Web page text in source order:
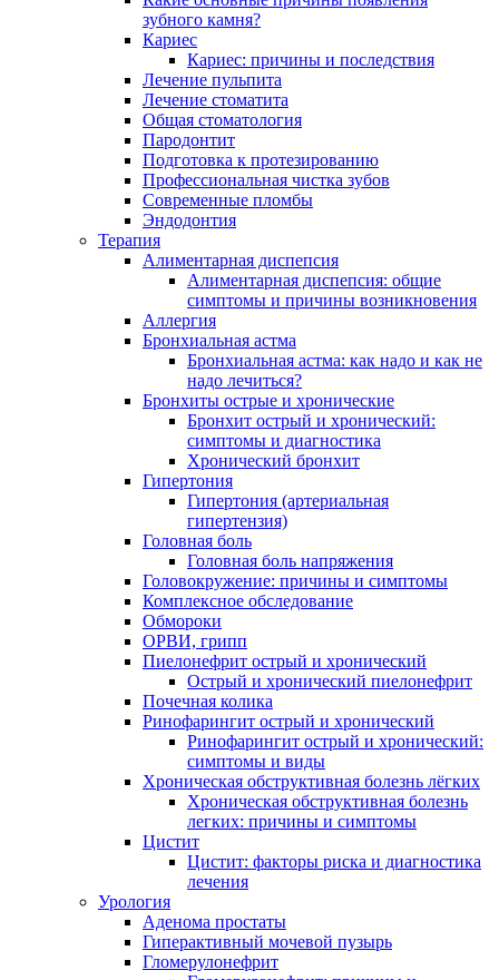
зубного камня?
Кариес
Кариес: причины и последствия
Лечение пульпита
Лечение стоматита
Общая стоматология
Пародонтит
Подготовка к протезированию
Профессиональная чистка зубов
Современные пломбы
Эндодонтия
Терапия
Алиментарная диспепсия
Алиментарная диспепсия: общие
симптомы и причины возникновения
Аллергия
Бронхиальная астма
Бронхиальная астма: как надо и как не
надо лечиться?
Бронхиты острые и хронические
Бронхит острый и хронический:
симптомы и диагностика
Хронический бронхит
Гипертония
Гипертония (артериальная
гипертензия)
Головная боль
Головная боль напряжения
Головокружение: причины и симптомы
Комплексное обследование
Обмороки
ОРВИ, грипп
Пиелонефрит острый и хронический
Острый и хронический пиелонефрит
Почечная колика
Ринофарингит острый и хронический
Ринофарингит острый и хронический:
симптомы и виды
Хроническая обструктивная болезнь лёгких
Хроническая обструктивная болезнь
легких: причины и симптомы
Цистит
Цистит: факторы риска и диагностика
лечения
Урология
Аденома простаты
Гиперактивный мочевой пузырь
Гломерулонефрит